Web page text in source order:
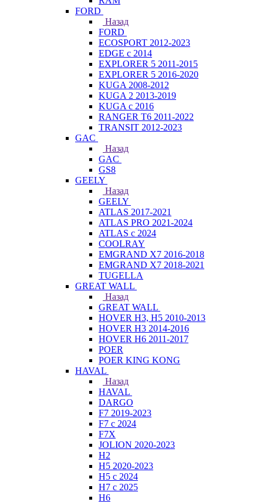
FORD
Назад
FORD
ECOSPORT 2012-2023
EDGE c 2014
EXPLORER 5 2011-2015
EXPLORER 5 2016-2020
KUGA 2008-2012
KUGA 2 2013-2019
KUGA с 2016
RANGER T6 2011-2022
TRANSIT 2012-2023
GAC
Назад
GAC
GS8
GEELY
Назад
GEELY
ATLAS 2017-2021
ATLAS PRO 2021-2024
ATLAS с 2024
COOLRAY
EMGRAND X7 2016-2018
EMGRAND X7 2018-2021
TUGELLA
GREAT WALL
Назад
GREAT WALL
HOVER H3, H5 2010-2013
HOVER H3 2014-2016
HOVER H6 2011-2017
POER
POER KING KONG
HAVAL
Назад
HAVAL
DARGO
F7 2019-2023
F7 с 2024
F7X
JOLION 2020-2023
H2
H5 2020-2023
H5 с 2024
H7 с 2025
H6